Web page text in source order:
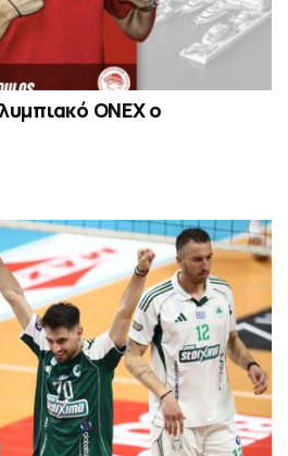
ΟΝΕΧ ο